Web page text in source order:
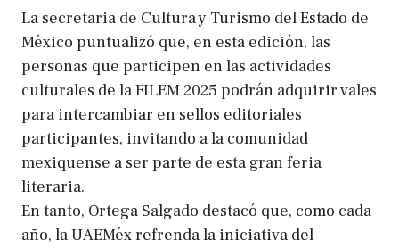
La secretaria de Cultura y Turismo del Estado de
México puntualizó que, en esta edición, las
personas que participen en las actividades
culturales de la FILEM 2025 podrán adquirir vales
para intercambiar en sellos editoriales
participantes, invitando a la comunidad
mexiquense a ser parte de esta gran feria
literaria.
En tanto, Ortega Salgado destacó que, como cada
año, la UAEMéx refrenda la iniciativa del